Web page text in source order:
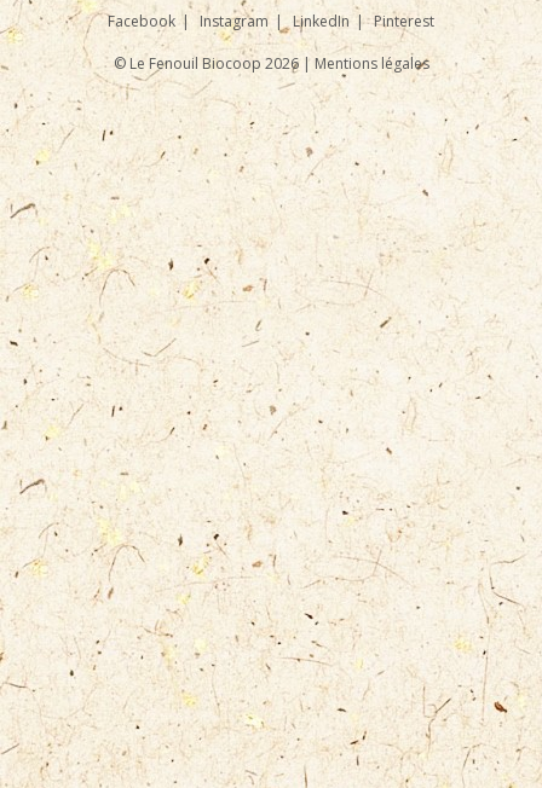
Facebook Instagram LinkedIn Pinterest
© Le Fenouil Biocoop 2026 | Mentions légales